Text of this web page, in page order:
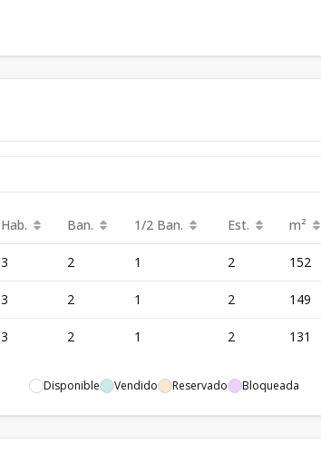
Hab. Ban. 1/2 Ban. Est. m²
3 2 1 2 152
3 2 1 2 149
3 2 1 2 131
Disponible Vendido Reservado Bloqueada